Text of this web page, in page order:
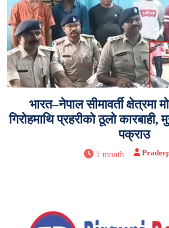
भारत–नेपाल सीमावर्ती क्षेत्रमा
गिरोहमाथि प्रहरीको ठूलो
पक्राउ
1 month